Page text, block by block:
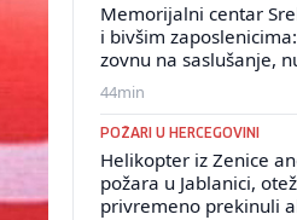
Memorijalni centar
i bivšim
zovnu na saslušanje,
44min
POŽARI U HERCEGOVINI
Helikopter iz Zenice
požara u Jablanici,
privremeno prekinuli